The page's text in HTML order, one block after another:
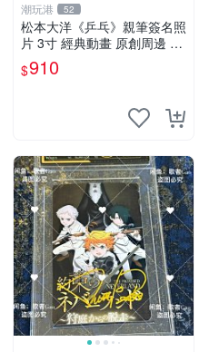
潮玩港 52
松本大洋《乒乓》親筆簽名照
片 3寸 經典動畫 原創周邊 經
典動漫 周邊收藏 照片卡磚
$910